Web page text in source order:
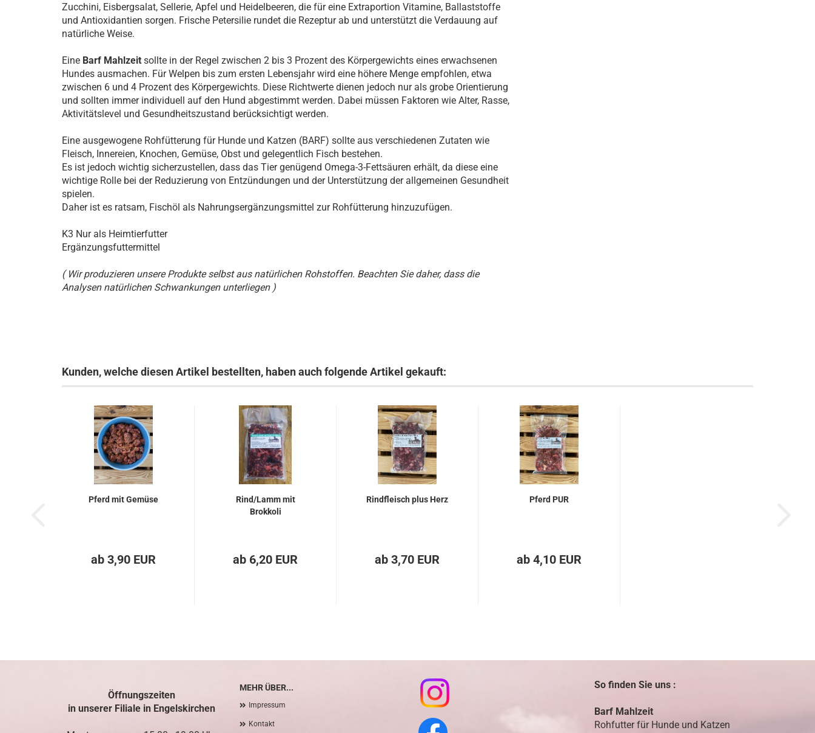
Zucchini, Eisbergsalat, Sellerie, Apfel und Heidelbeeren, die für eine Extraportion Vitamine, Ballaststoffe
und Antioxidantien sorgen. Frische Petersilie rundet die Rezeptur ab und unterstützt die Verdauung auf
natürliche Weise.
Eine Barf Mahlzeit sollte in der Regel zwischen 2 bis 3 Prozent des Körpergewichts eines erwachsenen
Hundes ausmachen. Für Welpen bis zum ersten Lebensjahr wird eine höhere Menge empfohlen, etwa
zwischen 6 und 4 Prozent des Körpergewichts. Diese Richtwerte dienen jedoch nur als grobe Orientierung
und sollten immer individuell auf den Hund abgestimmt werden. Dabei müssen Faktoren wie Alter, Rasse,
Aktivitätslevel und Gesundheitszustand berücksichtigt werden.
Eine ausgewogene Rohfütterung für Hunde und Katzen (BARF) sollte aus verschiedenen Zutaten wie
Fleisch, Innereien, Knochen, Gemüse, Obst und gelegentlich Fisch bestehen.
Es ist jedoch wichtig sicherzustellen, dass das Tier genügend Omega-3-Fettsäuren erhält, da diese eine
wichtige Rolle bei der Reduzierung von Entzündungen und der Unterstützung der allgemeinen Gesundheit
spielen.
Daher ist es ratsam, Fischöl als Nahrungsergänzungsmittel zur Rohfütterung hinzuzufügen.
K3 Nur als Heimtierfutter
Ergänzungsfuttermittel
( Wir produzieren unsere Produkte selbst aus natürlichen Rohstoffen. Beachten Sie daher, dass die
Analysen natürlichen Schwankungen unterliegen )
Kunden, welche diesen Artikel bestellten, haben auch folgende Artikel gekauft:
Pferd mit Gemüse
ab 3,90 EUR
Rind/Lamm mit
Brokkoli
ab 6,20 EUR
Rindfleisch plus Herz
ab 3,70 EUR
Pferd PUR
ab 4,10 EUR
MEHR ÜBER...
Impressum
Kontakt
So finden Sie uns :
Barf Mahlzeit
Rohfutter für Hunde und Katzen
Öffnungszeiten
in unserer Filiale in Engelskirchen